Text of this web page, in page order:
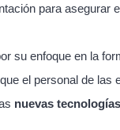
para asegurar
su enfoque en la
el personal de las
nuevas tecnologías